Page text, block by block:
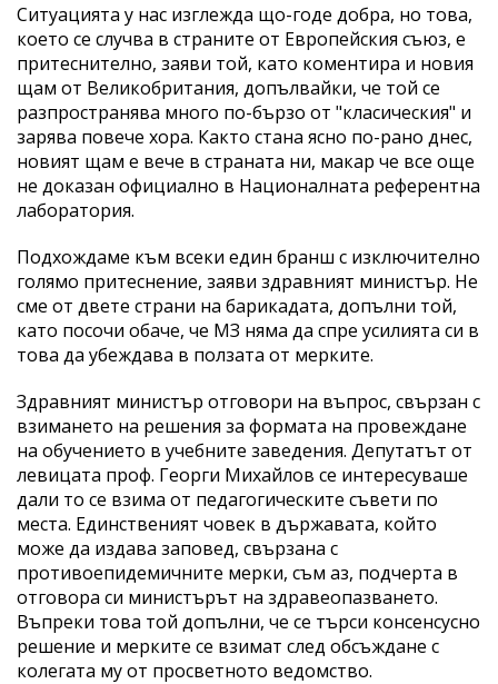
Ситуацията у нас изглежда що-годе добра, но това,
което се случва в страните от Европейския съюз, е
притеснително, заяви той, като коментира и новия
щам от Великобритания, допълвайки, че той се
разпространява много по-бързо от "класическия" и
зарява повече хора. Както стана ясно по-рано днес,
новият щам е вече в страната ни, макар че все още
не доказан официално в Националната референтна
лаборатория.
Подхождаме към всеки един бранш с изключително
голямо притеснение, заяви здравният министър. Не
сме от двете страни на барикадата, допълни той,
като посочи обаче, че МЗ няма да спре усилията си в
това да убеждава в ползата от мерките.
Здравният министър отговори на въпрос, свързан с
взимането на решения за формата на провеждане
на обучението в учебните заведения. Депутатът от
левицата проф. Георги Михайлов се интересуваше
дали то се взима от педагогическите съвети по
места. Единственият човек в държавата, който
може да издава заповед, свързана с
противоепидемичните мерки, съм аз, подчерта в
отговора си министърът на здравеопазването.
Въпреки това той допълни, че се търси консенсусно
решение и мерките се взимат след обсъждане с
колегата му от просветното ведомство.